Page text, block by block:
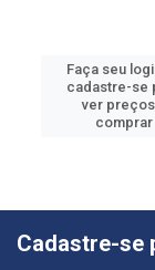
Faça seu
cadastre-se
ver
comprar
Cadastre-se